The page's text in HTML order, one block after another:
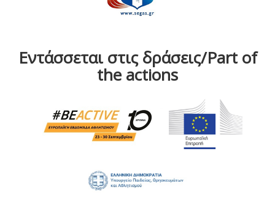
Εντάσσεται στις δράσεις/Part of
the actions